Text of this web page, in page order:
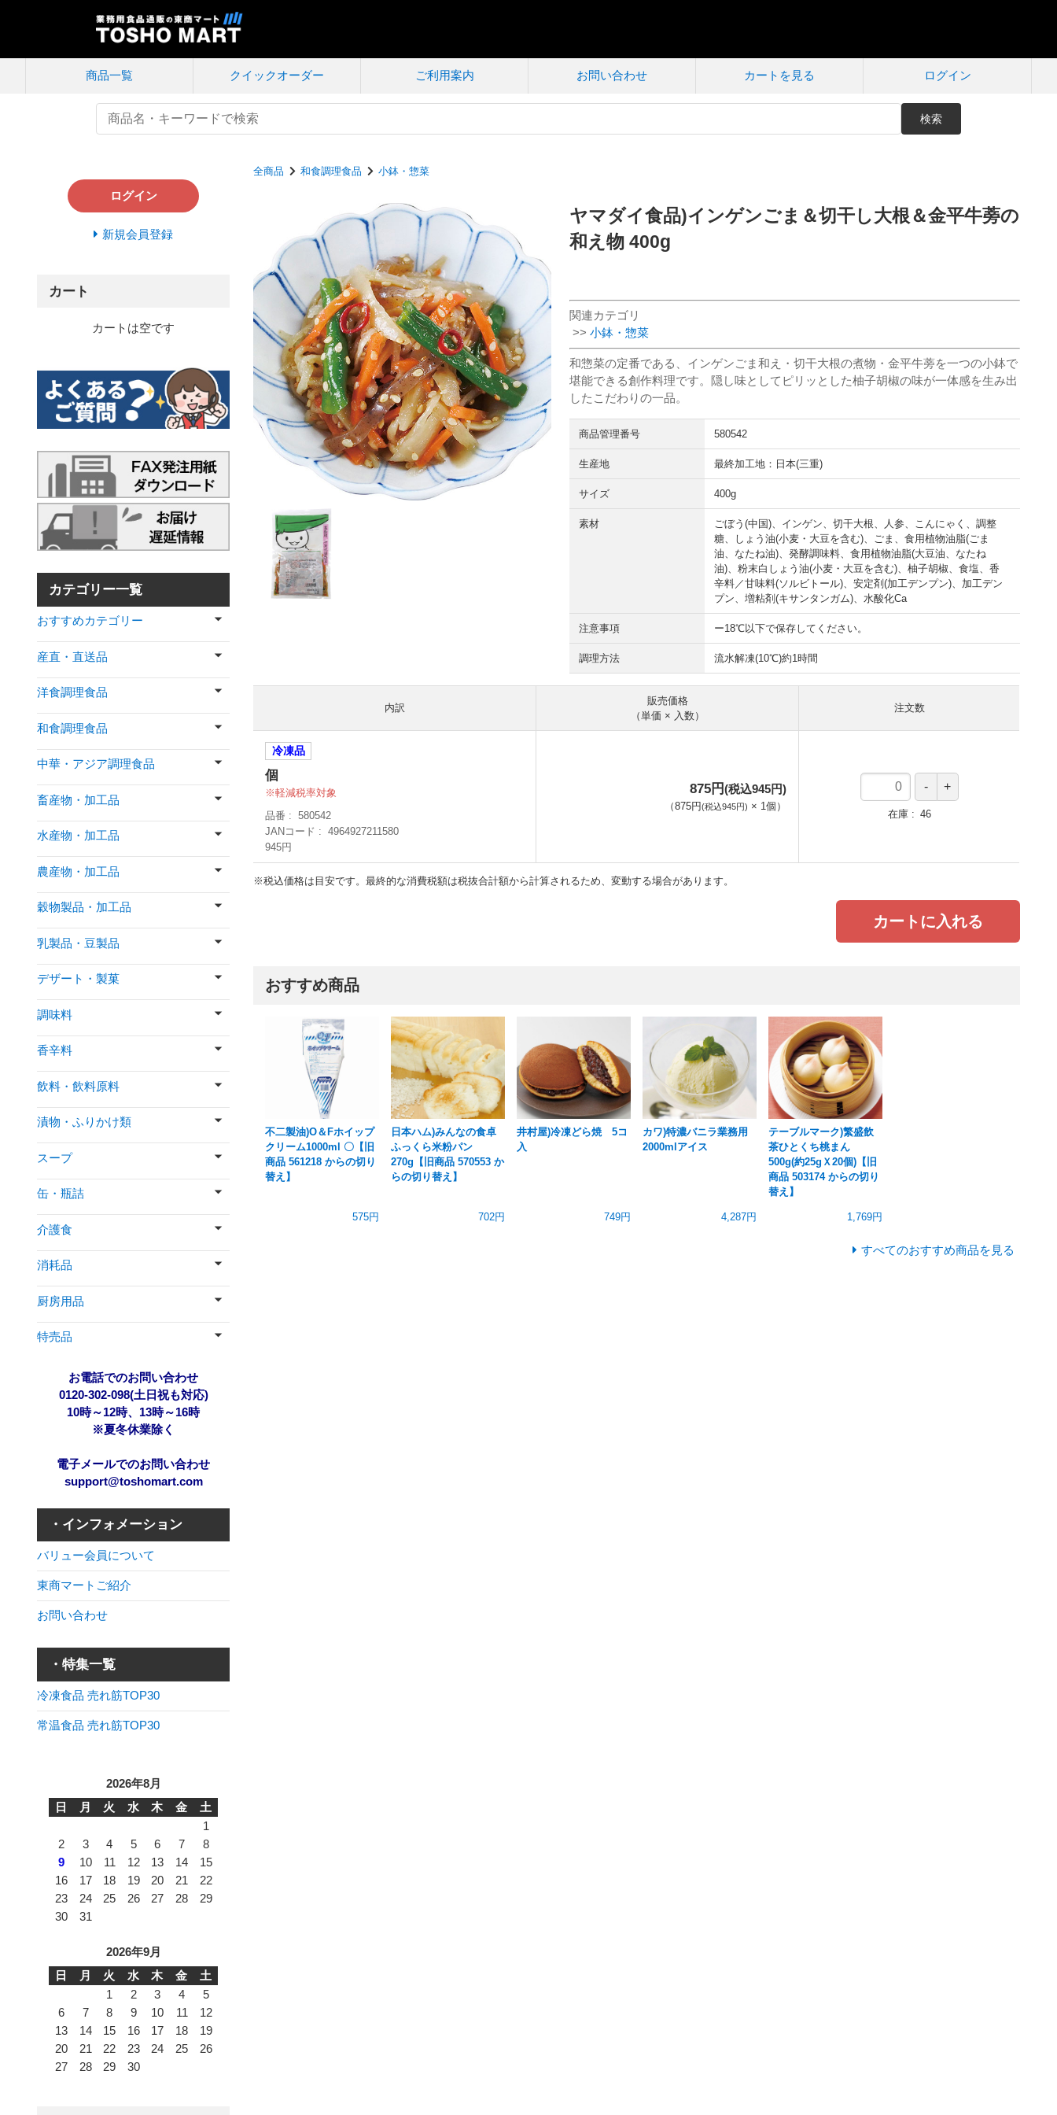
商品一覧 クイックオーダー ご利用案内 お問い合わせ カートを見る ログイン
検索
全商品 和食調理食品 小鉢・惣菜
ヤマダイ食品)インゲンごま＆切干し大根＆金平牛蒡の
和え物 400g
関連カテゴリ
>> 小鉢・惣菜
和惣菜の定番である、インゲンごま和え・切干大根の煮物・金平牛蒡を一つの小鉢で
堪能できる創作料理です。隠し味としてピリッとした柚子胡椒の味が一体感を生み出
したこだわりの一品。
商品管理番号 580542
生産地 最終加工地：日本(三重)
サイズ 400g
素材
ごぼう(中国)、インゲン、切干大根、人参、こんにゃく、調整
糖、しょう油(小麦・大豆を含む)、ごま、食用植物油脂(ごま
油、なたね油)、発酵調味料、食用植物油脂(大豆油、なたね
油)、粉末白しょう油(小麦・大豆を含む)、柚子胡椒、食塩、香
辛料／甘味料(ソルビトール)、安定剤(加工デンプン)、加工デン
プン、増粘剤(キサンタンガム)、水酸化Ca
注意事項 ー18℃以下で保存してください。
調理方法 流水解凍(10℃)約1時間
内訳
販売価格
（単価 × 入数）
注文数
冷凍品
個
軽減税率対象
品番
580542
JANコード
4964927211580
945円
875円(税込945円)
（875円(税込945円) × 1個 ）
在庫 46
※税込価格は目安です。最終的な消費税額は税抜合計額から計算されるため、変動する場合があります。
カートに入れる
おすすめ商品
不二製油)O＆Fホイップ
クリーム1000ml 〇【旧
商品 561218 からの切り
替え】
575円
日本ハム)みんなの食卓
ふっくら米粉パン
270g【旧商品 570553 か
らの切り替え】
702円
井村屋)冷凍どら焼 5コ
入
749円
カワ)特濃バニラ業務用
2000mlアイス
4,287円
テーブルマーク)繁盛飲
茶ひとくち桃まん
500g(約25gＸ20個)【旧
商品 503174 からの切り
替え】
1,769円
すべてのおすすめ商品を見る
ログイン
新規会員登録
カート
カートは空です
カテゴリー一覧
おすすめカテゴリー
産直・直送品
洋食調理食品
和食調理食品
中華・アジア調理食品
畜産物・加工品
水産物・加工品
農産物・加工品
穀物製品・加工品
乳製品・豆製品
デザート・製菓
調味料
香辛料
飲料・飲料原料
漬物・ふりかけ類
スープ
缶・瓶詰
介護食
消耗品
厨房用品
特売品
お電話でのお問い合わせ
0120-302-098(土日祝も対応)
10時～12時、13時～16時
※夏冬休業除く
電子メールでのお問い合わせ
support@toshomart.com
・インフォメーション
バリュー会員について
東商マートご紹介
お問い合わせ
・特集一覧
冷凍食品 売れ筋TOP30
常温食品 売れ筋TOP30
2026年8月
日
月 火 水 木 金
土
1
2
3 4 5 6 7
8
9
10 11 12 13 14
15
16
17 18 19 20 21
22
23
24 25 26 27 28
29
30
31
2026年9月
日
月 火 水 木 金
土
1
2 3 4
5
6
7 8 9 10 11
12
13
14 15 16 17 18
19
20
21 22 23 24 25
26
27
28 29 30